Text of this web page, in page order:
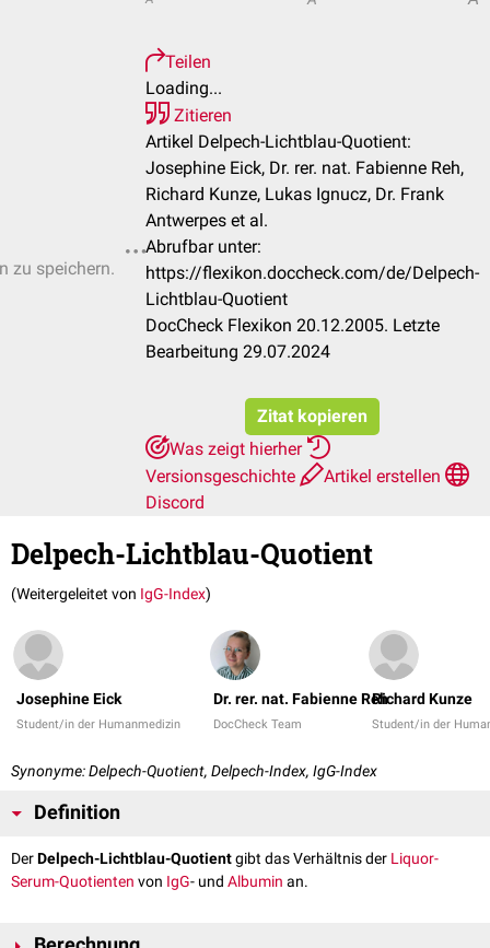
zu speichern.
Teilen
Loading...
Zitieren
Artikel Delpech-Lichtblau-Quotient:
Josephine Eick, Dr. rer. nat. Fabienne Reh,
Richard Kunze, Lukas Ignucz, Dr. Frank
Antwerpes et al.
Abrufbar unter:
https://flexikon.doccheck.com/de/Delpech-
Lichtblau-Quotient
DocCheck Flexikon 20.12.2005. Letzte
Bearbeitung 29.07.2024
Zitat kopieren
Was zeigt hierher
Versionsgeschichte
Artikel erstellen
Discord
Delpech-Lichtblau-Quotient
(Weitergeleitet von IgG-Index)
Josephine Eick
Student/in der Humanmedizin
Dr. rer. nat. Fabienne Reh
DocCheck Team
Richard Kunze
Student/in der
Synonyme: Delpech-Quotient, Delpech-Index, IgG-Index
Definition
DerDelpech-Lichtblau-Quotientgibt das Verhältnis der Liquor-
Serum-Quotienten von IgG- und Albumin an.